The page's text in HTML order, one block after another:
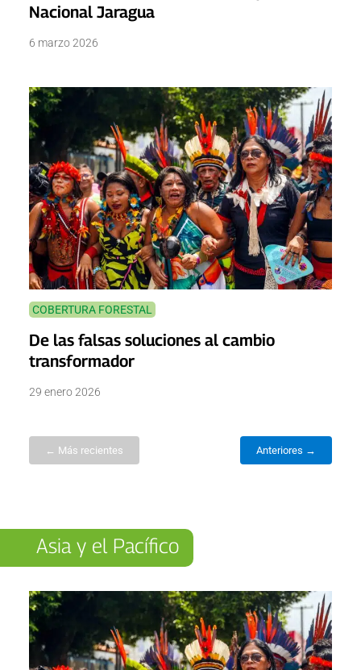
Nacional Jaragua
6 marzo 2026
COBERTURA FORESTAL
De las falsas soluciones al cambio
transformador
29 enero 2026
← Más recientes Anteriores →
Asia y el Pacífico